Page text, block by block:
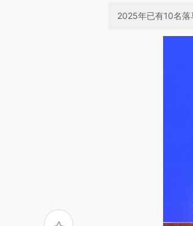
2025年已有10名落